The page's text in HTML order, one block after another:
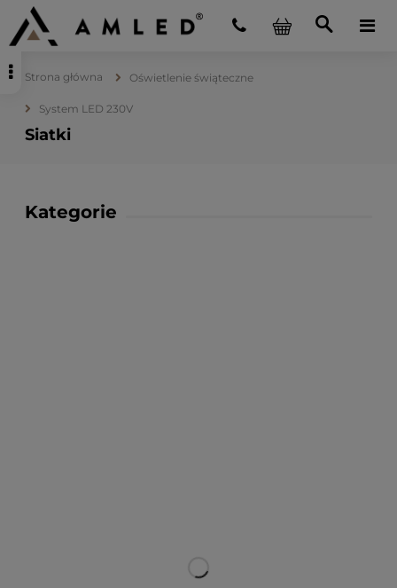
Strona główna Oświetlenie świąteczne
System LED 230V
Siatki
Kategorie